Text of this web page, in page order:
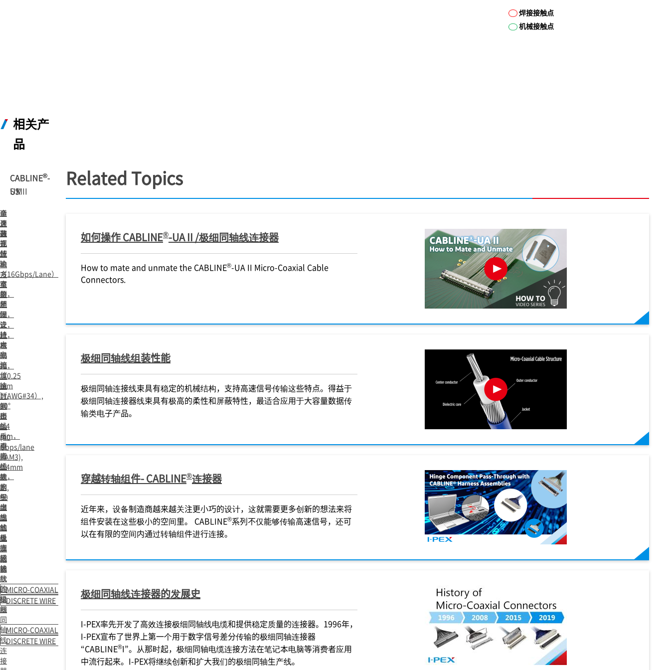
焊接接触点
机械接触点
相关产
品
CABLINE®-
UX II
适
合
通
孔
解
决
方
案
的
超
细
设
计，
窄
间
距
（0.25
mm
）,
90°
出
线
垂
直
插
拔
款
的
极
细
同
轴
线
连
接
器
MICRO-COAXIAL
DISCRETE WIRE
CABLINE®-
UM
全
屏
蔽
设
计
和
多
点
接
地
设
计，
机
械
锁
扣，
高
速
数
据
传
输
(40
Gbps/lane
PAM3),
0.4mm
间
距,
90
度
出
线
垂
直
插
拔
款
的
极
细
同
轴
线
连
接
CABLINE®-
SS
高
速
数
据
传
输
（16Gbps/Lane）
窄
型，
坚
固，
支
持
大
电
流
传
输
（AWG#34）,
间
距
0.4
mm，
垂
直
插
拔，
水
平
出
线
的
极
细
同
轴
线
连
接
器
MICRO-COAXIAL
DISCRETE WIRE
Related Topics
如何操作 CABLINE®-UA II /极细同轴线连接器
How to mate and unmate the CABLINE®-UA II Micro-Coaxial Cable
Connectors.
极细同轴线组装性能
极细同轴连接线束具有稳定的机械结构，支持高速信号传输这些特点。得益于
极细同轴连接器线束具有极高的柔性和屏蔽特性，最适合应用于大容量数据传
输类电子产品。
穿越转轴组件- CABLINE®连接器
近年来，设备制造商越来越关注更小巧的设计，这就需要更多创新的想法来将
组件安装在这些极小的空间里。 CABLINE®系列不仅能够传输高速信号，还可
以在有限的空间内通过转轴组件进行连接。
极细同轴线连接器的发展史
I-PEX率先开发了高效连接极细同轴线电缆和提供稳定质量的连接器。1996年，
I-PEX宣布了世界上第一个用于数字信号差分传输的极细同轴连接器
“CABLINE®I”。从那时起，极细同轴电缆连接方法在笔记本电脑等消费者应用
中流行起来。I-PEX将继续创新和扩大我们的极细同轴生产线。